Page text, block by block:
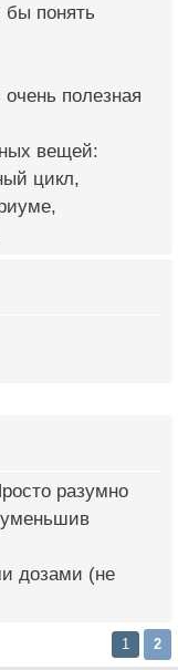
бы понять
полезная
вещей:
цикл,
разумно
уменьшив
дозами (не
1 2